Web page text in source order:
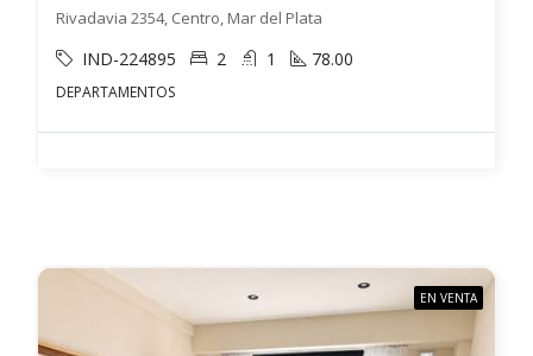
Rivadavia 2354, Centro, Mar del Plata
IND-224895 2 1 78.00
DEPARTAMENTOS
EN VENTA